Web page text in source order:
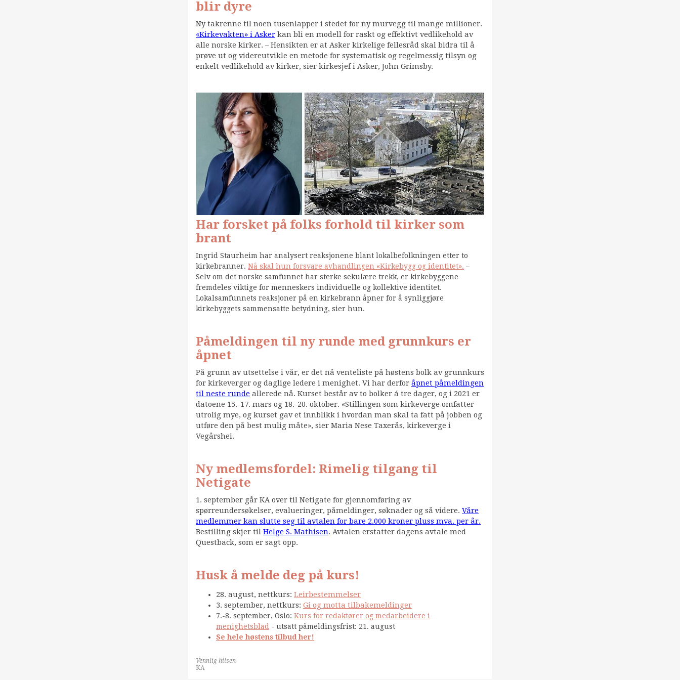
blir dyre
Ny takrenne til noen tusenlapper i stedet for ny murvegg til mange millioner.
«Kirkevakten» i Asker kan bli en modell for raskt og effektivt vedlikehold av
alle norske kirker. – Hensikten er at Asker kirkelige fellesråd skal bidra til å
prøve ut og videreutvikle en metode for systematisk og regelmessig tilsyn og
enkelt vedlikehold av kirker, sier kirkesjef i Asker, John Grimsby.
Har forsket på folks forhold til kirker som
brant
Ingrid Staurheim har analysert reaksjonene blant lokalbefolkningen etter to
kirkebranner. Nå skal hun forsvare avhandlingen «Kirkebygg og identitet». –
Selv om det norske samfunnet har sterke sekulære trekk, er kirkebyggene
fremdeles viktige for menneskers individuelle og kollektive identitet.
Lokalsamfunnets reaksjoner på en kirkebrann åpner for å synliggjøre
kirkebyggets sammensatte betydning, sier hun.
Påmeldingen til ny runde med grunnkurs er
åpnet
På grunn av utsettelse i vår, er det nå venteliste på høstens bolk av grunnkurs
for kirkeverger og daglige ledere i menighet. Vi har derfor åpnet påmeldingen
til neste runde allerede nå. Kurset består av to bolker á tre dager, og i 2021 er
datoene 15.-17. mars og 18.-20. oktober. «Stillingen som kirkeverge omfatter
utrolig mye, og kurset gav et innblikk i hvordan man skal ta fatt på jobben og
utføre den på best mulig måte», sier Maria Nese Taxerås, kirkeverge i
Vegårshei.
Ny medlemsfordel: Rimelig tilgang til
Netigate
1. september går KA over til Netigate for gjennomføring av
spørreundersøkelser, evalueringer, påmeldinger, søknader og så videre. Våre
medlemmer kan slutte seg til avtalen for bare 2.000 kroner pluss mva. per år.
Bestilling skjer til Helge S. Mathisen. Avtalen erstatter dagens avtale med
Questback, som er sagt opp.
Husk å melde deg på kurs!
28. august, nettkurs: Leirbestemmelser
3. september, nettkurs: Gi og motta tilbakemeldinger
7.-8. september, Oslo: Kurs for redaktører og medarbeidere i
menighetsblad - utsatt påmeldingsfrist: 21. august
Se hele høstens tilbud her!
Vennlig hilsen
KA